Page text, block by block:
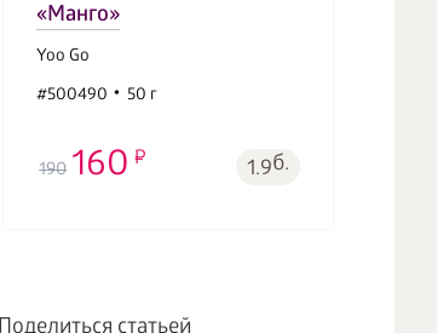
«Манго»
Yoo Gо
#500490
50 г
190 160 1.9б.